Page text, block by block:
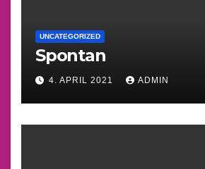
UNCATEGORIZED
Spontan
4. APRIL 2021 ADMIN